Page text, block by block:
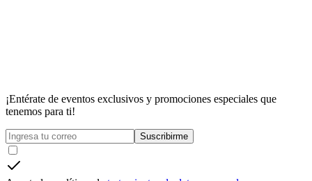
¡Entérate de eventos exclusivos y promociones especiales que
tenemos para ti!
Suscribirme